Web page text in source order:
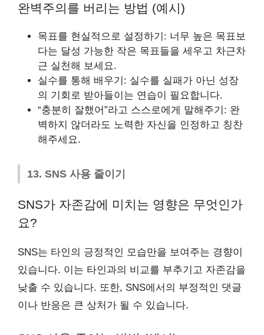
완벽주의를 버리는 방법 (예시)
목표를 현실적으로 설정하기: 너무 높은 목표보
다는 달성 가능한 작은 목표들을 세우고 차근차
근 실천해 보세요.
실수를 통해 배우기: 실수를 실패가 아닌 성장
의 기회로 받아들이는 연습이 필요합니다.
“충분히 잘했어”라고 스스로에게 말해주기: 완
벽하지 않더라도 노력한 자신을 인정하고 칭찬
해주세요.
13. SNS 사용 줄이기
SNS가 자존감에 미치는 영향은 무엇인가
요?
SNS는 타인의 긍정적인 모습만을 보여주는 경향이
있습니다. 이는 타인과의 비교를 부추기고 자존감을
낮출 수 있습니다. 또한, SNS에서의 부정적인 댓글
이나 반응은 큰 상처가 될 수 있습니다.